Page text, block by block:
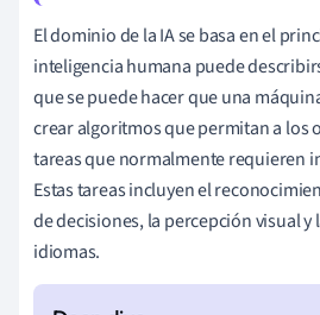
El dominio de la IA se basa en el
inteligencia humana puede
que se puede hacer que una
crear algoritmos que permitan a los
tareas que normalmente requieren
Estas tareas incluyen el
de decisiones, la percepción visual y
idiomas.